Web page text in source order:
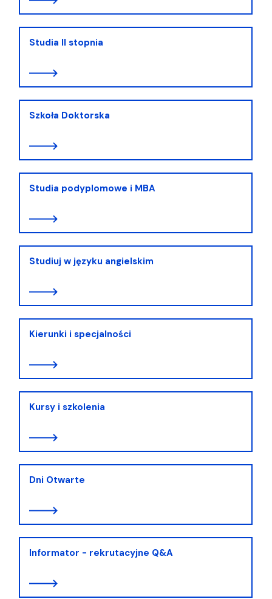
Studia II stopnia
Szkoła Doktorska
Studia podyplomowe i MBA
Studiuj w języku angielskim
Kierunki i specjalności
Kursy i szkolenia
Dni Otwarte
Informator - rekrutacyjne Q&A